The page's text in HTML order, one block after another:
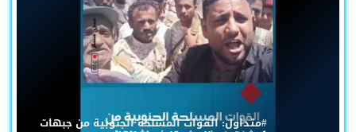
#متداول: القوات المسلحة الجنوبية من جبهات